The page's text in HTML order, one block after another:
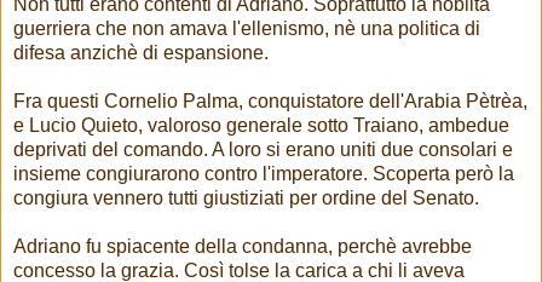
Non tutti erano contenti di Adriano. Soprattutto la nobiltà
guerriera che non amava l'ellenismo, nè una politica di
difesa anzichè di espansione.
Fra questi Cornelio Palma, conquistatore dell'Arabia Pètrèa,
e Lucio Quieto, valoroso generale sotto Traiano, ambedue
deprivati del comando. A loro si erano uniti due consolari e
insieme congiurarono contro l'imperatore. Scoperta però la
congiura vennero tutti giustiziati per ordine del Senato.
Adriano fu spiacente della condanna, perchè avrebbe
concesso la grazia. Così tolse la carica a chi li aveva